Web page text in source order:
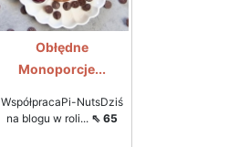
Obłędne
Monoporcje...
WspółpracaPi-NutsDziś
na blogu w roli... ⇖ 65